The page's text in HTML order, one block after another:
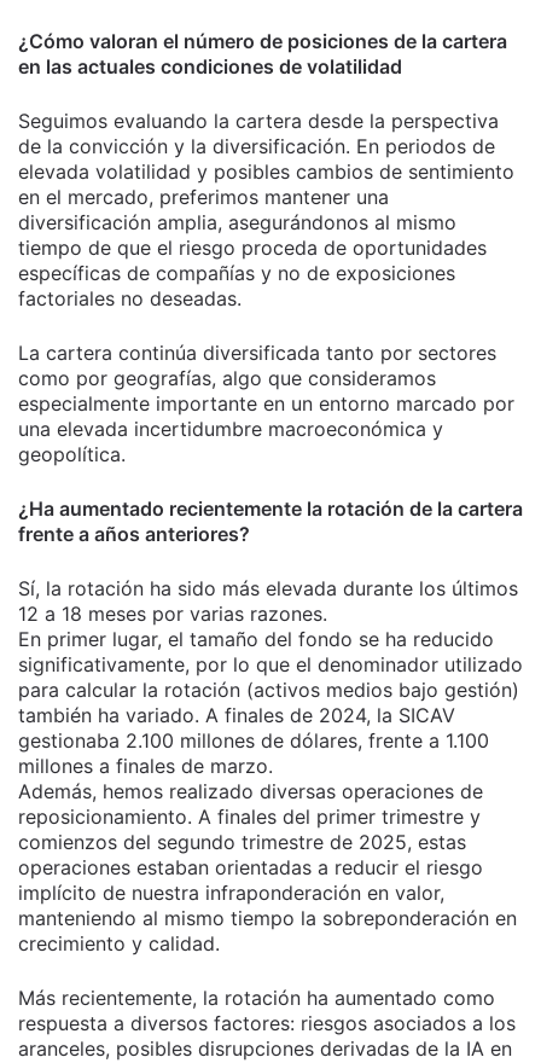
¿Cómo valoran el número de posiciones de la cartera
en las actuales condiciones de volatilidad
Seguimos evaluando la cartera desde la perspectiva
de la convicción y la diversificación. En periodos de
elevada volatilidad y posibles cambios de sentimiento
en el mercado, preferimos mantener una
diversificación amplia, asegurándonos al mismo
tiempo de que el riesgo proceda de oportunidades
específicas de compañías y no de exposiciones
factoriales no deseadas.
La cartera continúa diversificada tanto por sectores
como por geografías, algo que consideramos
especialmente importante en un entorno marcado por
una elevada incertidumbre macroeconómica y
geopolítica.
¿Ha aumentado recientemente la rotación de la cartera
frente a años anteriores?
Sí, la rotación ha sido más elevada durante los últimos
12 a 18 meses por varias razones.
En primer lugar, el tamaño del fondo se ha reducido
significativamente, por lo que el denominador utilizado
para calcular la rotación (activos medios bajo gestión)
también ha variado. A finales de 2024, la SICAV
gestionaba 2.100 millones de dólares, frente a 1.100
millones a finales de marzo.
Además, hemos realizado diversas operaciones de
reposicionamiento. A finales del primer trimestre y
comienzos del segundo trimestre de 2025, estas
operaciones estaban orientadas a reducir el riesgo
implícito de nuestra infraponderación en valor,
manteniendo al mismo tiempo la sobreponderación en
crecimiento y calidad.
Más recientemente, la rotación ha aumentado como
respuesta a diversos factores: riesgos asociados a los
aranceles, posibles disrupciones derivadas de la IA en